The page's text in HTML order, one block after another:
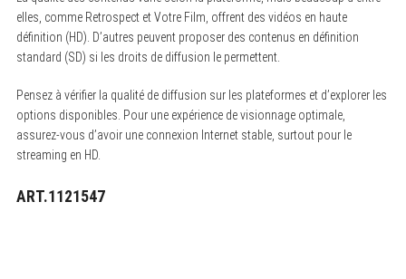
elles, comme Retrospect et Votre Film, offrent des vidéos en haute
définition (HD). D’autres peuvent proposer des contenus en définition
standard (SD) si les droits de diffusion le permettent.
Pensez à vérifier la qualité de diffusion sur les plateformes et d’explorer les
options disponibles. Pour une expérience de visionnage optimale,
assurez-vous d’avoir une connexion Internet stable, surtout pour le
streaming en HD.
ART.1121547